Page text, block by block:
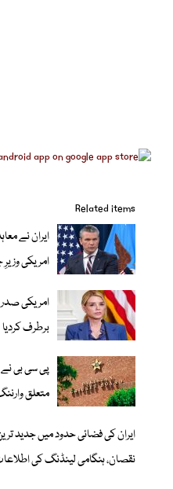
Related items
ایران نے
امریکی
امریکی صدر
برطرف کردیا
پی سی بی
متعلق
نقصان، ہنگامی لینڈنگ کی